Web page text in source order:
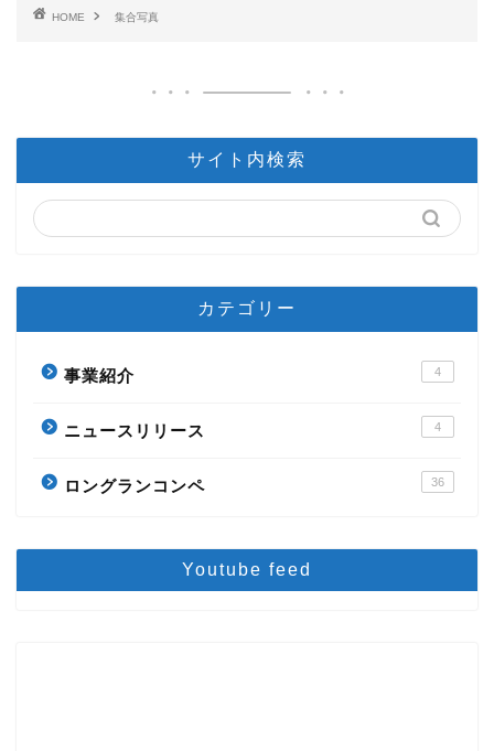
HOME 集合写真
サイト内検索
カテゴリー
事業紹介 4
ニュースリリース 4
ロングランコンペ 36
Youtube feed